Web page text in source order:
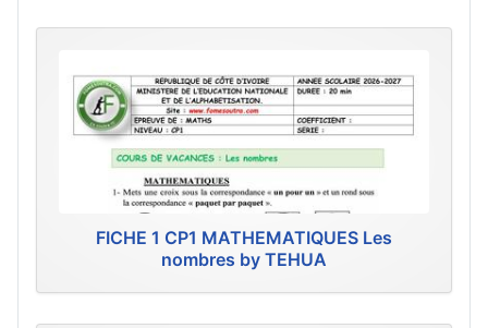
FICHE 1 CP1 MATHEMATIQUES Les
nombres by TEHUA